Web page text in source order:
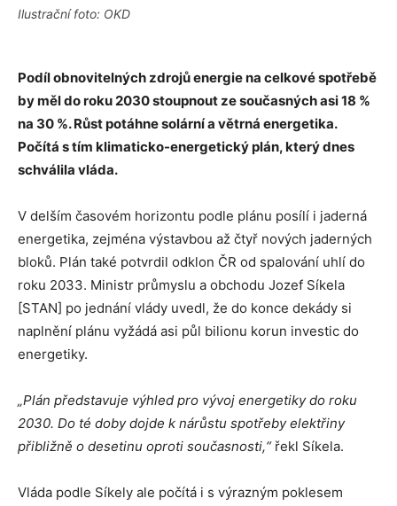
Ilustrační foto: OKD
Podíl obnovitelných zdrojů energie na celkové spotřebě
by měl do roku 2030 stoupnout ze současných asi 18 %
na 30 %. Růst potáhne solární a větrná energetika.
Počítá s tím klimaticko-energetický plán, který dnes
schválila vláda.
V delším časovém horizontu podle plánu posílí i jaderná
energetika, zejména výstavbou až čtyř nových jaderných
bloků. Plán také potvrdil odklon ČR od spalování uhlí do
roku 2033. Ministr průmyslu a obchodu Jozef Síkela
[STAN] po jednání vlády uvedl, že do konce dekády si
naplnění plánu vyžádá asi půl bilionu korun investic do
energetiky.
„Plán představuje výhled pro vývoj energetiky do roku
2030. Do té doby dojde k nárůstu spotřeby elektřiny
přibližně o desetinu oproti současnosti,“řekl Síkela.
Vláda podle Síkely ale počítá i s výrazným poklesem